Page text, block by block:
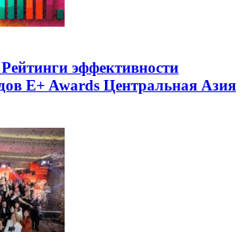
эффективности
E+ Awards Центральная Азия